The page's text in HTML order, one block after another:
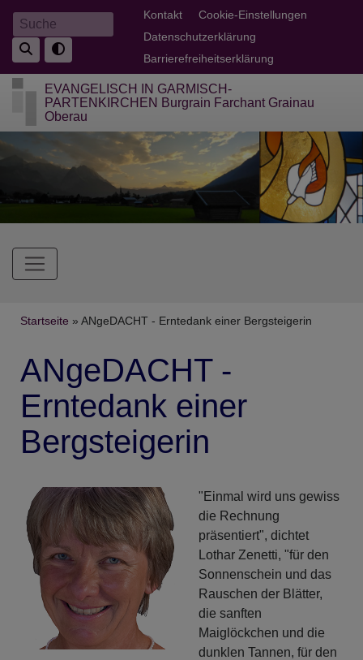
Direkt
zum
Inhalt
Suche Fußbereichsmenü
Kontakt
Cookie-Einstellungen
Datenschutzerklärung
Barrierefreiheitserklärung
EVANGELISCH IN GARMISCH-
PARTENKIRCHEN Burgrain Farchant Grainau
Oberau
Hauptnavigation
Breadcrumb
Startseite ANgeDACHT - Erntedank einer Bergsteigerin
ANgeDACHT -
Erntedank einer
Bergsteigerin
"Einmal wird uns gewiss
die Rechnung
präsentiert", dichtet
Lothar Zenetti, "für den
Sonnenschein und das
Rauschen der Blätter,
die sanften
Maiglöckchen und die
dunklen Tannen, für den